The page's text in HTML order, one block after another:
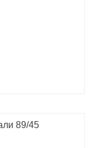
89/45